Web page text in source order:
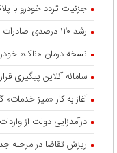
جزئیات تردد خودرو با
رشد ۱۲۰ درصدی صادرات خودروهای برقی چین
نسخه درمان «ناک»
سامانه آنلاین پیگیری
آغاز به کار «میز خدمات»
درآمدزایی دولت از
ریزش تقاضا در مرحله